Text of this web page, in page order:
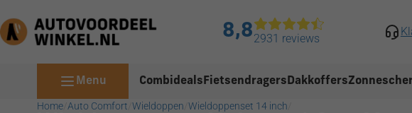
8,82931 reviews
Menu Combideals Fietsendragers Dakkoffers
Home Auto Comfort Wieldoppen Wieldoppenset 14 inch